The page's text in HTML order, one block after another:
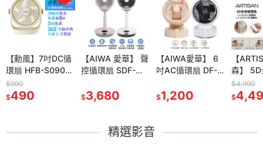
【勳風】7吋DC循
環扇 HFB-S0906
桌扇 壁掛扇 可用
USB 行動電源 DC
$990
$490
【AIWA 愛華】 聲
控循環扇 SDF-
$3,680
【AIWA愛華】 6
吋AC循環扇 DF-
$1,200
【
森】
扇
/
木 電
$4,990
$
奧堤
濾網-2
清淨
【GPLUS】GP-
HQS001 GP小白
除味暖烘機 烘被機
烘鞋機-內附烘衣袋
【美陽】三段式數
位除溼主機 S6D
濕 除溼 顯示一體
式省電主機 三段濕
DIY防潮
$
【ARTISAN奧堤
森】 HEPA清淨除
濕機 DH6500 電
子式除濕機
精選影音